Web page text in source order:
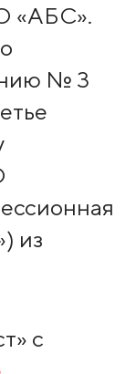
«АБС».
№ 3
из
с